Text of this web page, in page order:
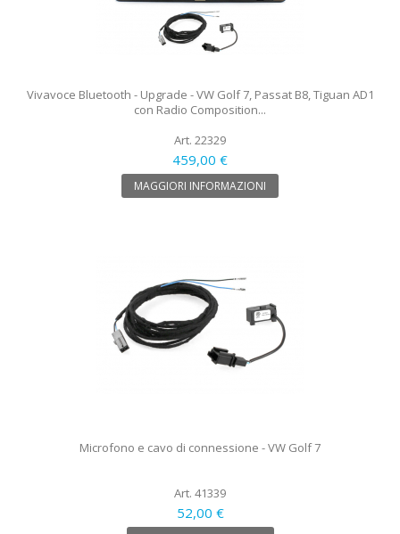
Vivavoce Bluetooth - Upgrade - VW Golf 7, Passat B8, Tiguan AD1
con Radio Composition...
Art. 22329
459,00 €
MAGGIORI INFORMAZIONI
Microfono e cavo di connessione - VW Golf 7
Art. 41339
52,00 €